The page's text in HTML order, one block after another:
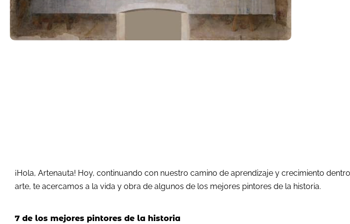
¡Hola, Artenauta! Hoy, continuando con nuestro camino de aprendizaje y crecimiento
arte, te acercamos a la vida y obra de algunos de los mejores pintores de la historia.
7 de los mejores pintores de la historia